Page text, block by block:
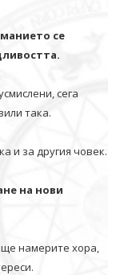
се
сега
така.
и за другия човек.
на нови
ще намерите хора,